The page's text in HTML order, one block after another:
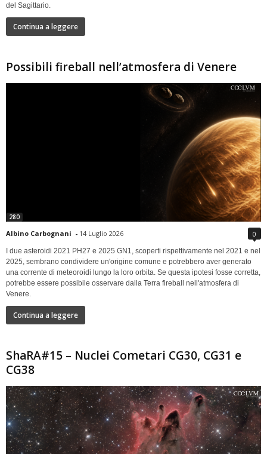
del Sagittario.
Continua a leggere
Possibili fireball nell’atmosfera di Venere
280
Albino Carbognani - 14 Luglio 2026 0
I due asteroidi 2021 PH27 e 2025 GN1, scoperti rispettivamente nel 2021 e nel
2025, sembrano condividere un'origine comune e potrebbero aver generato
una corrente di meteoroidi lungo la loro orbita. Se questa ipotesi fosse corretta,
potrebbe essere possibile osservare dalla Terra fireball nell'atmosfera di
Venere.
Continua a leggere
ShaRA#15 – Nuclei Cometari CG30, CG31 e
CG38